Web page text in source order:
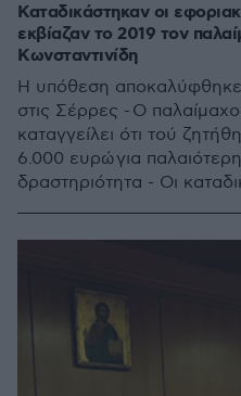
Καταδικάστηκαν οι
εκβίαζαν το 2019 τον
Κωνσταντινίδη
Η υπόθεση
στις Σέρρες - Ο
καταγγείλει ότι τού
6.000 ευρώ για
δραστηριότητα - Οι